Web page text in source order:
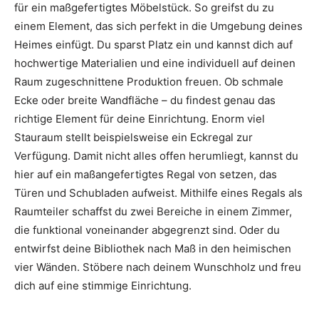
für ein maßgefertigtes Möbelstück. So greifst du zu
einem Element, das sich perfekt in die Umgebung deines
Heimes einfügt. Du sparst Platz ein und kannst dich auf
hochwertige Materialien und eine individuell auf deinen
Raum zugeschnittene Produktion freuen. Ob schmale
Ecke oder breite Wandfläche – du findest genau das
richtige Element für deine Einrichtung. Enorm viel
Stauraum stellt beispielsweise ein Eckregal zur
Verfügung. Damit nicht alles offen herumliegt, kannst du
hier auf ein maßangefertigtes Regal von setzen, das
Türen und Schubladen aufweist. Mithilfe eines Regals als
Raumteiler schaffst du zwei Bereiche in einem Zimmer,
die funktional voneinander abgegrenzt sind. Oder du
entwirfst deine Bibliothek nach Maß in den heimischen
vier Wänden. Stöbere nach deinem Wunschholz und freu
dich auf eine stimmige Einrichtung.